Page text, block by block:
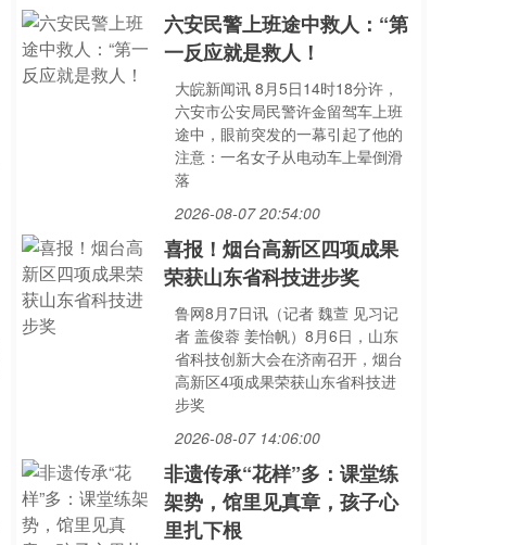
六安民警上班途中救人：“第
一反应就是救人！
大皖新闻讯 8月5日14时18分许，
六安市公安局民警许金留驾车上班
途中，眼前突发的一幕引起了他的
注意：一名女子从电动车上晕倒滑
落
2026-08-07 20:54:00
喜报！烟台高新区四项成果
荣获山东省科技进步奖
鲁网8月7日讯（记者 魏萱 见习记
者 盖俊蓉 姜怡帆）8月6日，山东
省科技创新大会在济南召开，烟台
高新区4项成果荣获山东省科技进
步奖
2026-08-07 14:06:00
非遗传承“花样”多：课堂练
架势，馆里见真章，孩子心
里扎下根